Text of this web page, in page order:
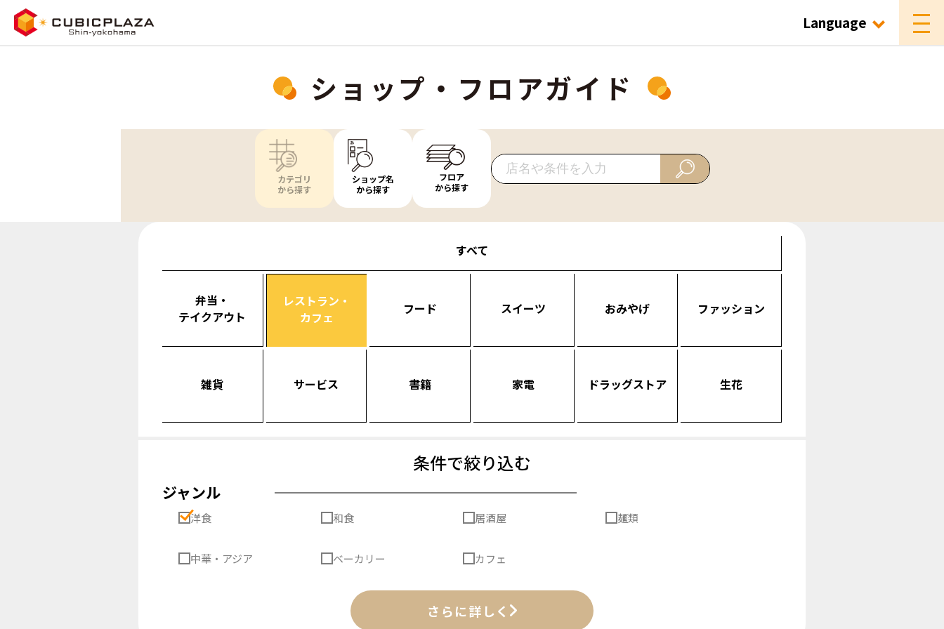
Language
ショップ・フロアガイド
カテゴリ
から探す
ショップ名
から探す
フロア
から探す
すべて
弁当・
テイクアウト
レストラン・
カフェ
フード スイーツ おみやげ ファッション
雑貨 サービス 書籍 家電 ドラッグストア 生花
条件で絞り込む
ジャンル
洋食 和食 居酒屋 麺類
中華・アジア ベーカリー カフェ
さらに詳しく